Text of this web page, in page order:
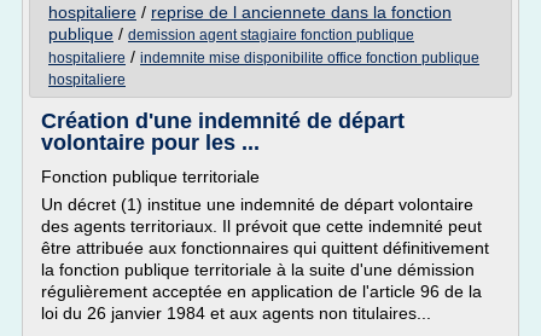
hospitaliere / reprise de l anciennete dans la fonction
publique / demission agent stagiaire fonction publique
hospitaliere / indemnite mise disponibilite office fonction publique
hospitaliere
Création d'une indemnité de départ
volontaire pour les ...
Fonction publique territoriale
Un décret (1) institue une indemnité de départ volontaire
des agents territoriaux. Il prévoit que cette indemnité peut
être attribuée aux fonctionnaires qui quittent définitivement
la fonction publique territoriale à la suite d'une démission
régulièrement acceptée en application de l'article 96 de la
loi du 26 janvier 1984 et aux agents non titulaires...